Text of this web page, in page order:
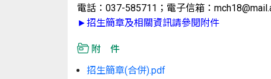
電話：037-585711；電子信箱：
►招生簡章及相關資訊請參閱附件
附 件
招生簡章(合併).pdf